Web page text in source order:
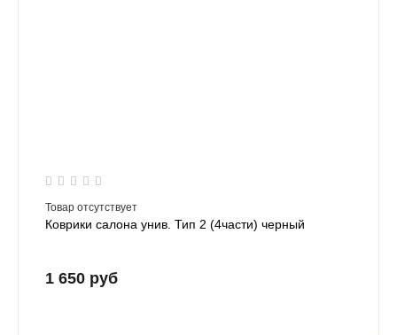
Товар отсутствует
Коврики салона унив. Тип 2 (4части) черный
1 650 руб